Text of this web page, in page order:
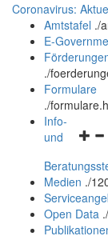
Coronavirus:
Amtstafel ./
E-
./
Formulare
./
und
Info-
und
Medien ./
Open Data .